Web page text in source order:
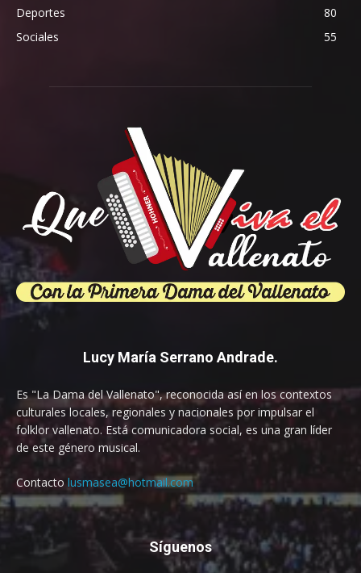
Deportes
80
Sociales
55
Lucy María Serrano Andrade.
Es "La Dama del Vallenato", reconocida así en los contextos
culturales locales, regionales y nacionales por impulsar el
folklor vallenato. Está comunicadora social, es una gran líder
de este género musical.
Contacto lusmasea@hotmail.com
Síguenos